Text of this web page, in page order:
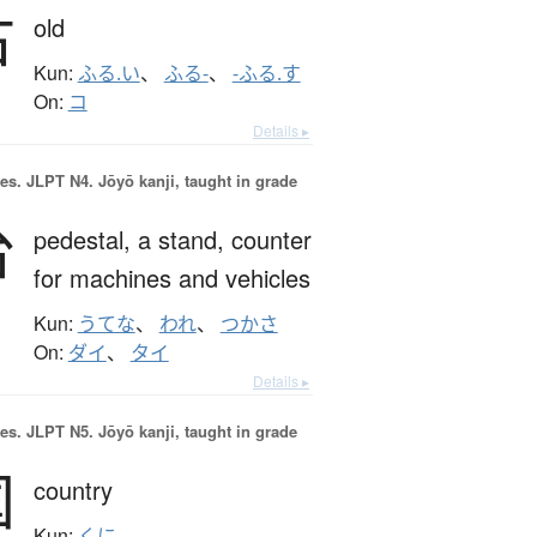
old
Kun: ふる.い、 ふる-、 -ふる.す
On: コ
Details ▸
JLPT N4. Jōyō kanji, taught in grade
pedestal, a stand, counter
for machines and vehicles
Kun: うてな、 われ、 つかさ
On: ダイ、 タイ
Details ▸
JLPT N5. Jōyō kanji, taught in grade
country